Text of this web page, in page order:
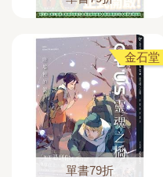
金石堂
單書79折